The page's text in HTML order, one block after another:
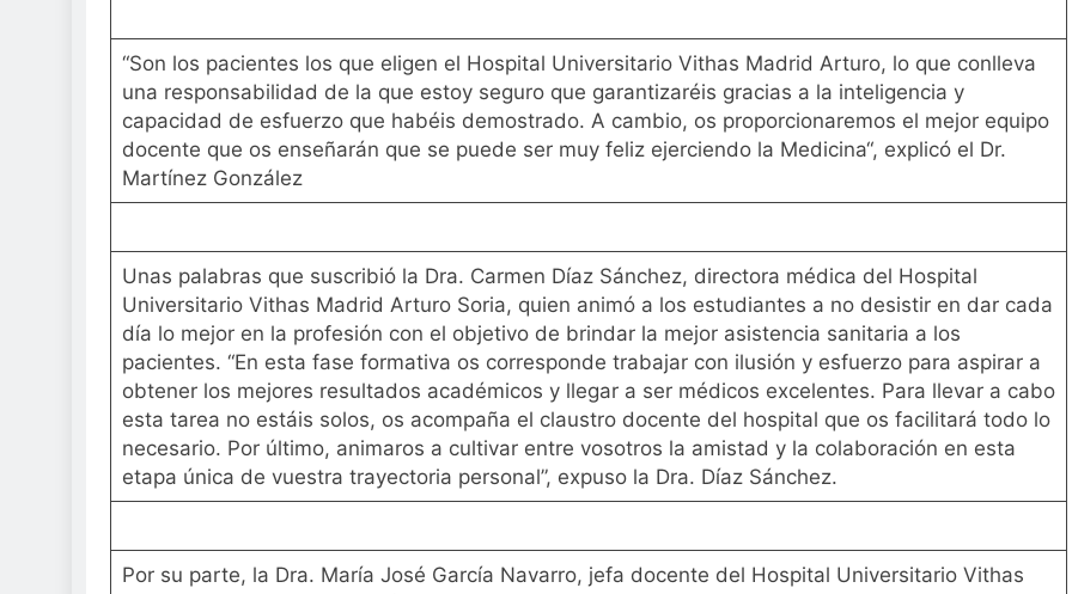
“Son los pacientes los que eligen el Hospital Universitario Vithas Madrid Arturo, lo que conlleva
una responsabilidad de la que estoy seguro que garantizaréis gracias a la inteligencia y
capacidad de esfuerzo que habéis demostrado. A cambio, os proporcionaremos el mejor equipo
docente que os enseñarán que se puede ser muy feliz ejerciendo la Medicina“, explicó el Dr.
Martínez González
Unas palabras que suscribió la Dra. Carmen Díaz Sánchez, directora médica del Hospital
Universitario Vithas Madrid Arturo Soria, quien animó a los estudiantes a no desistir en dar cada
día lo mejor en la profesión con el objetivo de brindar la mejor asistencia sanitaria a los
pacientes. “En esta fase formativa os corresponde trabajar con ilusión y esfuerzo para aspirar a
obtener los mejores resultados académicos y llegar a ser médicos excelentes. Para llevar a cabo
esta tarea no estáis solos, os acompaña el claustro docente del hospital que os facilitará todo lo
necesario. Por último, animaros a cultivar entre vosotros la amistad y la colaboración en esta
etapa única de vuestra trayectoria personal”, expuso la Dra. Díaz Sánchez.
Por su parte, la Dra. María José García Navarro, jefa docente del Hospital Universitario Vithas